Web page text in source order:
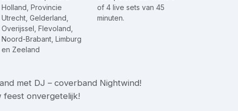
Holland Provincie
Utrecht Gelderland
Overijssel Flevoland
Noord-Brabant Limburg
en Zeeland
of 4 live sets van 45
minuten.
met DJ – coverband Nightwind!
feest onvergetelijk!